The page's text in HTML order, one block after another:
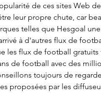
de ces sites Web
leur propre chute, car
telles que Hesgoal
à d'autres flux de
les flux de football
de football avec des
toujours de
proposées par les